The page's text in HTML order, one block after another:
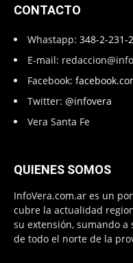
CONTACTO
Whastapp: 348-2-231-
E-mail:
Facebook:
Twitter: @infovera
Vera Santa Fe
QUIENES SOMOS
InfoVera.com.ar es un
cubre la actualidad
su extensión, sumando
de todo el norte de la